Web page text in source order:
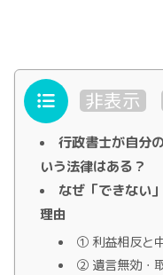
目次 非表示
行政書士が自分
いう法律はある？
なぜ「できない
理由
① 利益相反と
② 遺言無効・